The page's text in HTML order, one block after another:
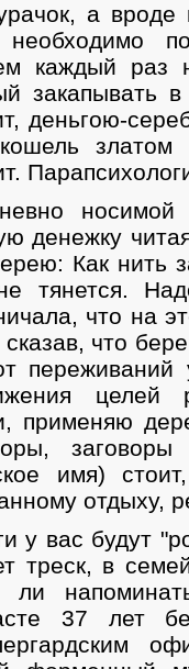
а вроде
необходимо
каждый раз
закапывать
деньгою-
златом
денежку
Как нить
тянется.
что на
сказав, что
переживаний
целей
применяю
имя)
отдыху,
у вас будут
треск, в
ли
37 лет